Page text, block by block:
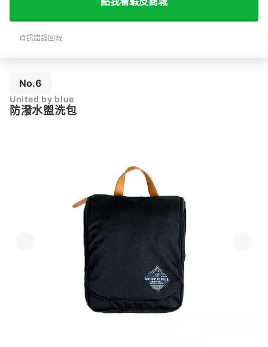
資訊錯誤回報
No.6
United by blue
防潑水盥洗包